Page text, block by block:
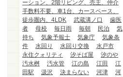
ーション、2階リビング、売主、仲介
手数料不要、車1台、カースペース、
徒歩圏内、4LDK
武蔵溝ノ口
歯医
者
母校 毎日雨 毎朝 民泊
気
持ち
気象予報士 気象庁
気象条
件
水回り 水回り交換
水戸市
永住クォリティ
汐そば屋
汐のや
汚水桝
汚水管 江の島 江田
江
田駅
汲沢 決まらない 河津
河